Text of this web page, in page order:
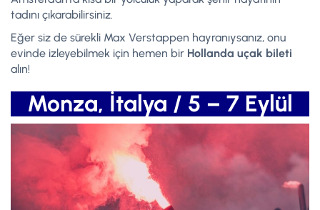
tadını çıkarabilirsiniz.
Eğer siz de sürekli Max Verstappen hayranıysanız, onu
evinde izleyebilmek için hemen bir Hollanda uçak bileti
alın!
Monza, İtalya / 5 – 7 Eylül